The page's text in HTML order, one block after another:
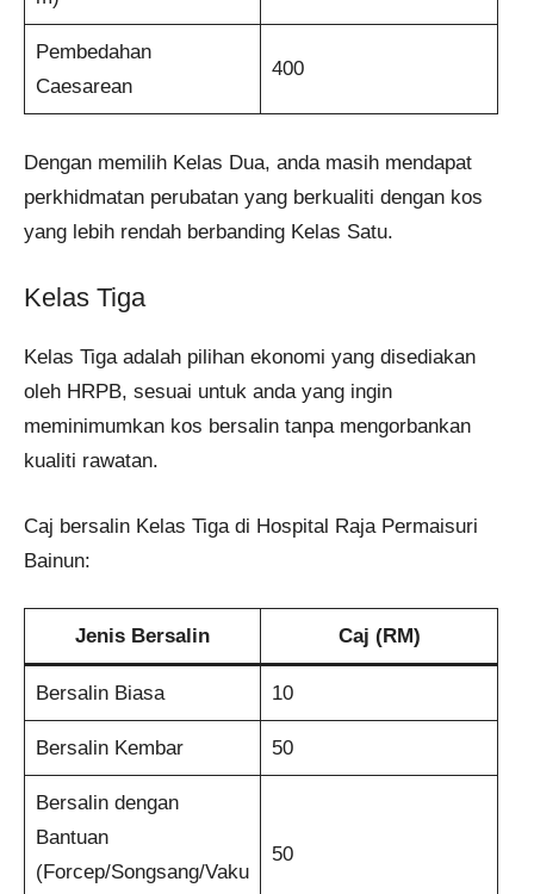
Pembedahan
Caesarean
400
Dengan memilih Kelas Dua, anda masih mendapat
perkhidmatan perubatan yang berkualiti dengan kos
yang lebih rendah berbanding Kelas Satu.
Kelas Tiga
Kelas Tiga adalah pilihan ekonomi yang disediakan
oleh HRPB, sesuai untuk anda yang ingin
meminimumkan kos bersalin tanpa mengorbankan
kualiti rawatan.
Caj bersalin Kelas Tiga di Hospital Raja Permaisuri
Bainun:
Jenis Bersalin Caj (RM)
Bersalin Biasa 10
Bersalin Kembar 50
Bersalin dengan
Bantuan
(Forcep/Songsang/Vaku
50